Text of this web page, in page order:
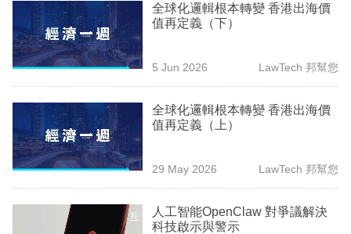
職
場
生
活
時
事
專
全球化邏輯根本轉變 香港出海價
值再定義（下）
5 Jun 2026 LawTech 邦幫您
全球化邏輯根本轉變 香港出海價
值再定義（上）
29 May 2026 LawTech 邦幫您
人工智能OpenClaw 對爭議解決
科技啟示與警示